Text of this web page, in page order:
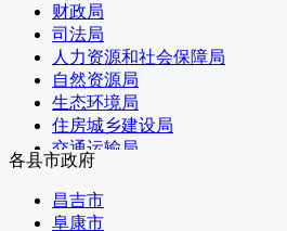
财政局
司法局
人力资源和社会保障局
自然资源局
生态环境局
住房城乡建设局
交通运输局
水利局
农业农村局
卫生健康委
各县市政府
昌吉市
阜康市